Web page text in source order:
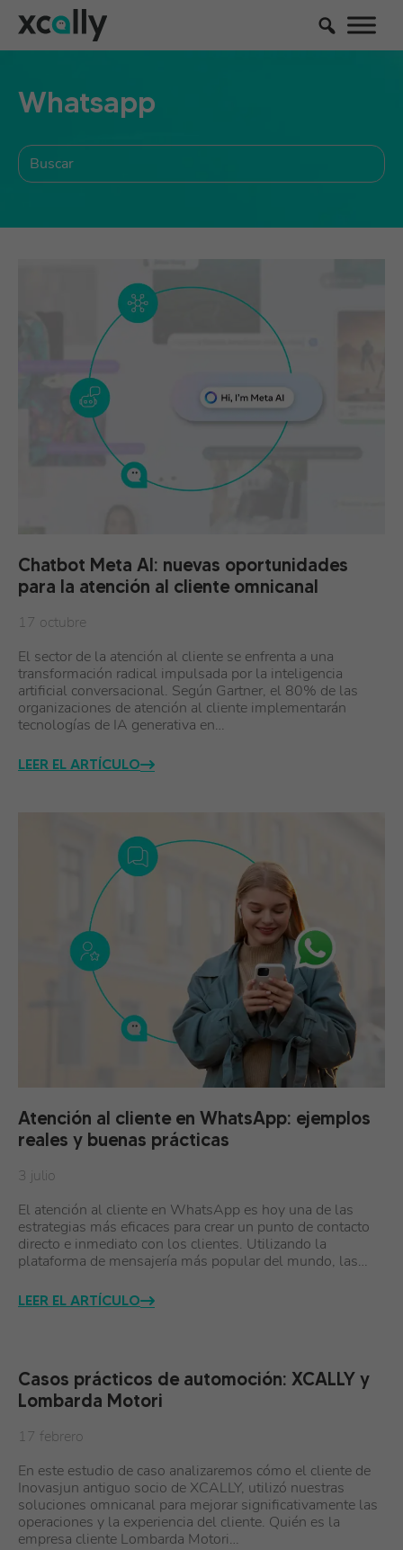
Whatsapp
Chatbot Meta AI: nuevas oportunidades
para la atención al cliente omnicanal
17 octubre
El sector de la atención al cliente se enfrenta a una
transformación radical impulsada por la inteligencia
artificial conversacional. Según Gartner, el 80% de las
organizaciones de atención al cliente implementarán
tecnologías de IA generativa en…
LEER EL ARTÍCULO
Atención al cliente en WhatsApp: ejemplos
reales y buenas prácticas
3 julio
El atención al cliente en WhatsApp es hoy una de las
estrategias más eficaces para crear un punto de contacto
directo e inmediato con los clientes. Utilizando la
plataforma de mensajería más popular del mundo, las…
LEER EL ARTÍCULO
Casos prácticos de automoción: XCALLY y
Lombarda Motori
17 febrero
En este estudio de caso analizaremos cómo el cliente de
Inovasjun antiguo socio de XCALLY, utilizó nuestras
soluciones omnicanal para mejorar significativamente las
operaciones y la experiencia del cliente. Quién es la
empresa cliente Lombarda Motori…